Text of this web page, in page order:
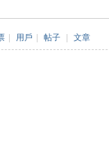
用戶 帖子 文章